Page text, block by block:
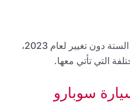
تم ترحيل جميع مستويات القطع الستة دون تغيير لعام 2023،
التي تأتي معها.
سوبارو